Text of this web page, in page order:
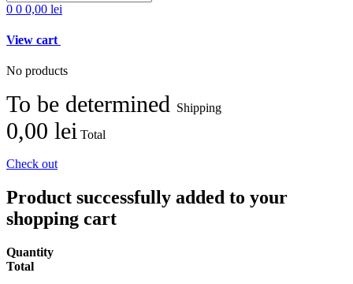
0 0 0,00 lei
View cart
No products
To be determined Shipping
0,00 lei Total
Check out
Product successfully added to your
shopping cart
Quantity
Total